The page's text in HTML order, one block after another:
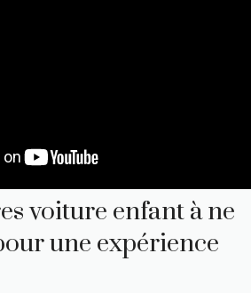
voiture enfant à ne
une expérience